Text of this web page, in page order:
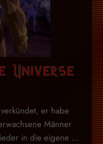
Universe
er habe
Männer
in die eigene ...